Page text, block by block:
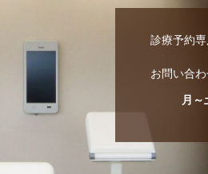
診療予約専
お問い合
月～